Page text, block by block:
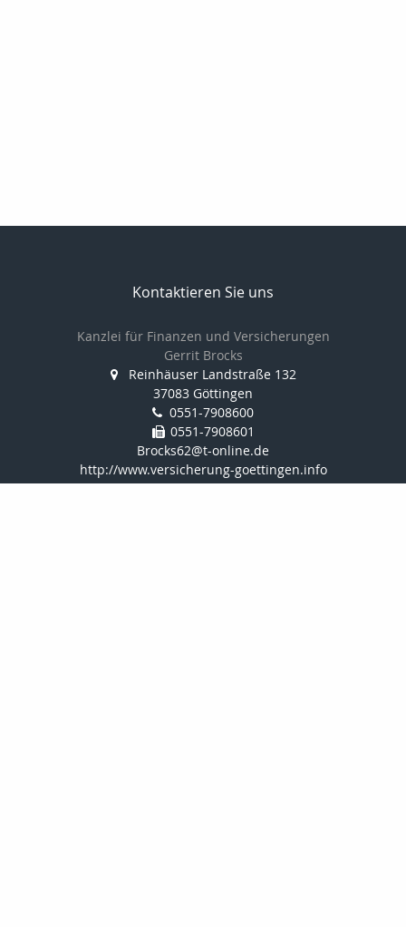
Kontaktieren Sie uns
Kanzlei für Finanzen und Versicherungen
Gerrit Brocks
Reinhäuser Landstraße 132
37083 Göttingen
0551-7908600
0551-7908601
Brocks62@t-online.de
http://www.versicherung-goettingen.info